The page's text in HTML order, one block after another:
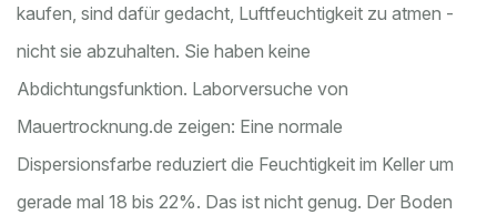
kaufen, sind dafür gedacht, Luftfeuchtigkeit zu atmen -
nicht sie abzuhalten. Sie haben keine
Abdichtungsfunktion. Laborversuche von
Mauertrocknung.de zeigen: Eine normale
Dispersionsfarbe reduziert die Feuchtigkeit im Keller um
gerade mal 18 bis 22%. Das ist nicht genug. Der Boden